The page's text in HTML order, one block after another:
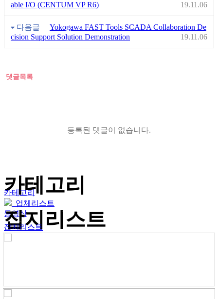
able I/O (CENTUM VP R6)
19.11.06
다음글
Yokogawa FAST Tools SCADA Collaboration De
cision Support Solution Demonstration
19.11.06
댓글목록
등록된 댓글이 없습니다.
카테고리
카테고리
업체리스트
동영상
잡지리스트
잡지리스트